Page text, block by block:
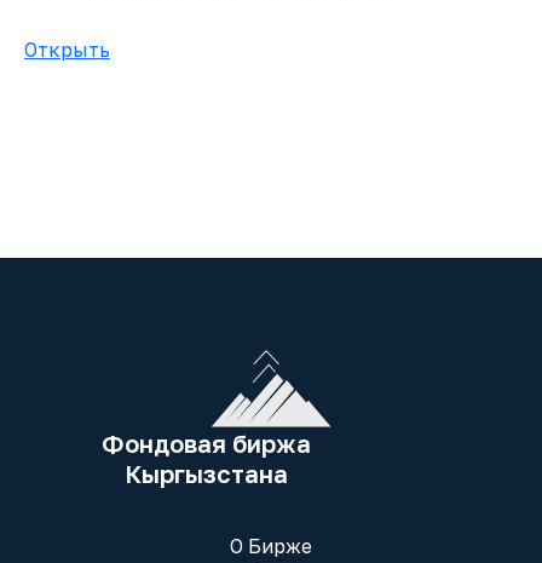
Открыть
Фондовая биржа
Кыргызстана
О Бирже